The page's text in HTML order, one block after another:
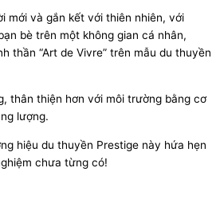
mới và gắn kết với thiên nhiên, với
bè trên một không gian cá nhân,
thần “Art de Vivre” trên mẫu du thuyền
thân thiện hơn với môi trường bằng cơ
lượng.
hiệu du thuyền Prestige này hứa hẹn
chưa từng có!